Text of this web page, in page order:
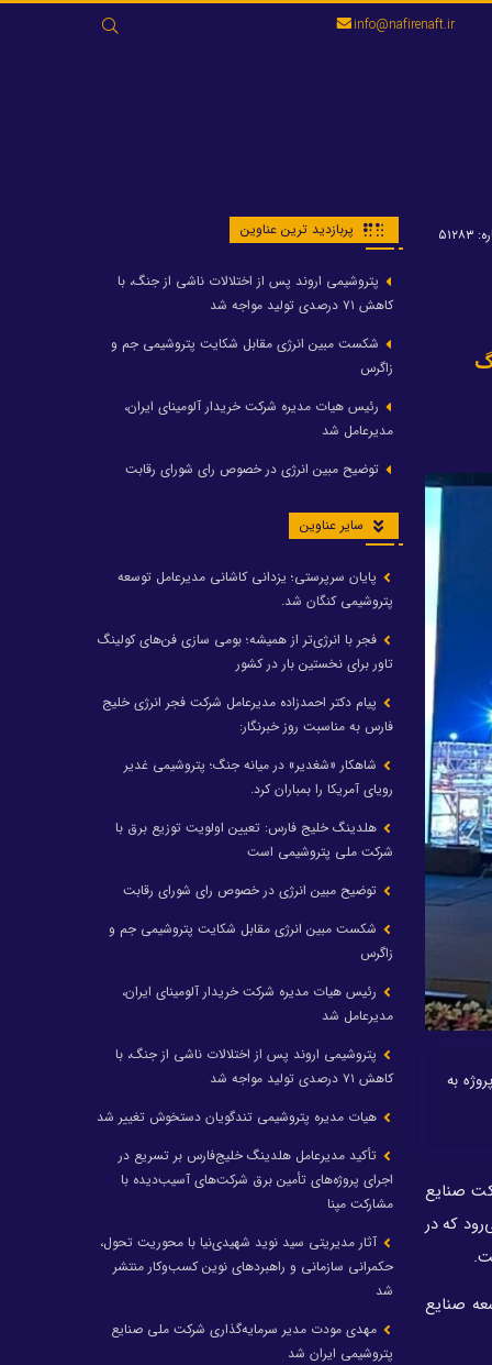
جستجو
برای:
info@nafirenaft.ir
مدیرعامل شرکت صنایع پتروشیمی خلیج فارس از ارزآوری حدود ۴ میلیارد دلاری این شرکت از ابتدای سال تاکنون خبر داد و گفت: این شرکت ۲۸ پروژه به
شرکت صنایع
که در
صنایع
پربازدید ترین عناوین
پتروشیمی اروند پس از اختلالات ناشی از جنگ، با
کاهش ۷۱ درصدی تولید مواجه شد
شکست مبین انرژی مقابل شکایت پتروشیمی جم و
زاگرس
رئیس هیات مدیره شرکت خریدار آلومینای ایران،
مدیرعامل شد
توضیح مبین انرژی در خصوص رای شورای رقابت
سایر عناوین
پایان سرپرستی؛ یزدانی کاشانی مدیرعامل توسعه
پتروشیمی کنگان شد.
فجر با انرژی‌تر از همیشه؛ بومی سازی فن‌های کولینگ
تاور برای نخستین بار در کشور
پیام دکتر احمدزاده مدیرعامل شرکت فجر انرژی خلیج
فارس به مناسبت روز خبرنگار:
شاهکار «شغدیر» در میانه جنگ؛ پتروشیمی غدیر
رویای آمریکا را بمباران کرد.
هلدینگ خلیج فارس: تعیین اولویت توزیع برق با
شرکت ملی پتروشیمی است
توضیح مبین انرژی در خصوص رای شورای رقابت
شکست مبین انرژی مقابل شکایت پتروشیمی جم و
زاگرس
رئیس هیات مدیره شرکت خریدار آلومینای ایران،
مدیرعامل شد
پتروشیمی اروند پس از اختلالات ناشی از جنگ، با
کاهش ۷۱ درصدی تولید مواجه شد
هیات مدیره پتروشیمی تندگویان دستخوش تغییر شد
تأکید مدیرعامل هلدینگ خلیج‌فارس بر تسریع در
اجرای پروژه‌های تأمین برق شرکت‌های آسیب‌دیده با
مشارکت مپنا
آثار مدیریتی سید نوید شهیدی‌نیا با محوریت تحول،
حکمرانی سازمانی و راهبردهای نوین کسب‌وکار منتشر
شد
مهدی مودت مدیر سرمایه‌گذاری شرکت ملی صنایع
پتروشیمی ایران شد